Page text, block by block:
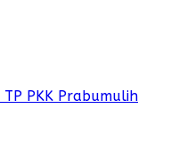
PKK Prabumulih